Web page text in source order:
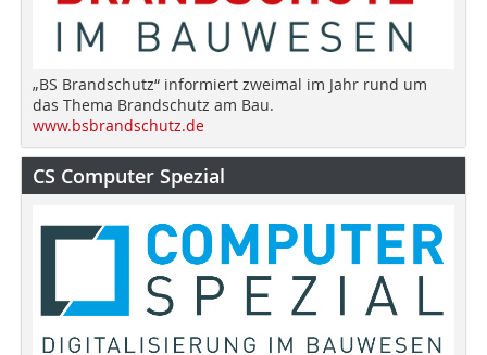
„BS Brandschutz“ informiert zweimal im Jahr rund um
das Thema Brandschutz am Bau.
www.bsbrandschutz.de
CS Computer Spezial